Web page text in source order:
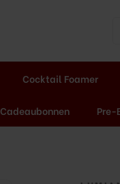
Cocktail Foamer
Cadeaubonnen Pre-